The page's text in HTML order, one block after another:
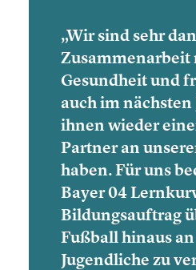
„Wir sind sehr
Zusam­men­ar­beit
Gesund­heit und
auch im nächsten
ihnen wieder
Partner an
haben. Für uns
Bayer 04
Bildungs­auf­trag
Fußball hinaus
Jugend­li­che zu